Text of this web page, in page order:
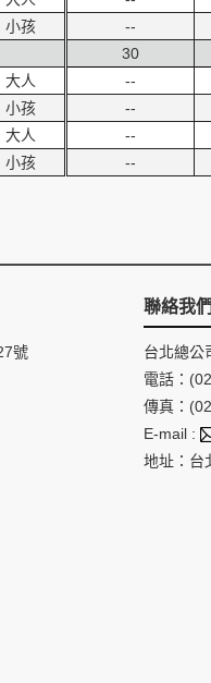
小孩
大人
小孩
大人
小孩
--
30
--
--
--
--
號
聯絡我們
台北總公
電話：
傳真：
E-mail :
地址：台